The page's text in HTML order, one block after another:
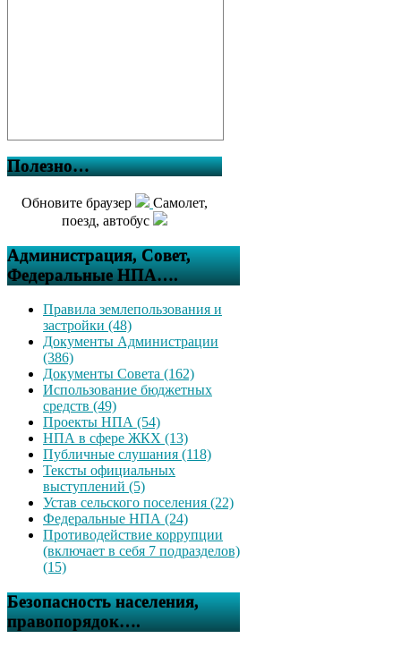
Полезно…
Обновите браузер
Самолет,
поезд, автобус
Администрация, Совет,
Федеральные НПА….
Правила землепользования и
застройки (48)
Документы Администрации
(386)
Документы Совета (162)
Использование бюджетных
средств (49)
Проекты НПА (54)
НПА в сфере ЖКХ (13)
Публичные слушания (118)
Тексты официальных
выступлений (5)
Устав сельского поселения (22)
Федеральные НПА (24)
Противодействие коррупции
(включает в себя 7 подразделов)
(15)
Безопасность населения,
правопорядок….